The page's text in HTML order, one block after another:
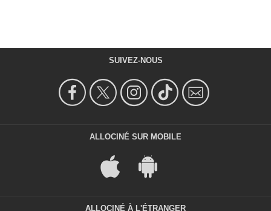
SUIVEZ-NOUS
ALLOCINÉ SUR MOBILE
ALLOCINÉ À L'ÉTRANGER